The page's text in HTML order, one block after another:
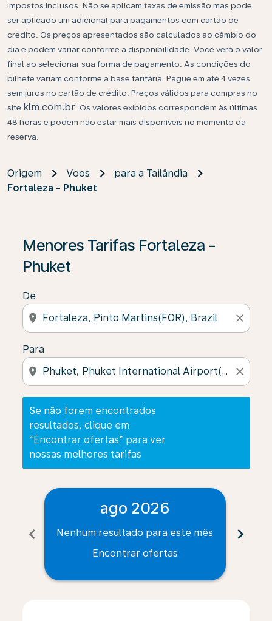
impostos inclusos. Não se aplicam taxas de emissão mas pode
ser aplicado um adicional para pagamentos com cartão de
crédito. Os preços apresentados são calculados ao câmbio do
dia e podem variar conforme a disponibilidade. Você verá o valor
final ao selecionar sua forma de pagamento. As condições do
bilhete variam conforme a base tarifária. Pague em até 4 vezes
sem juros no cartão de crédito. Preços válidos para compras no
site klm.com.br . Os valores exibidos correspondem às últimas
48 horas e podem não estar mais disponíveis no momento da
reserva.
Origem Voos
para a Tailândia
Fortaleza - Phuket
Menores Tarifas Fortaleza -
Phuket
De
location_on close
Para
location_on close
Se não forem encontrados
resultados, clique em
“Encontrar ofertas” para ver
nossas melhores tarifas
Se não forem encontrados resultados, clique em
chevron_left
ago 2026
Nenhum resultado para este mês
Encontrar ofertas
chevron_right